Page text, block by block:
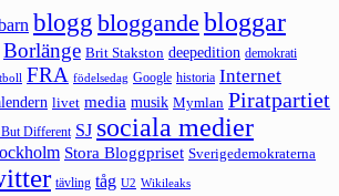
blogg bloggande bloggar
Borlänge Brit Stakston deepedition demokrati
FRA födelsedag Google historia Internet
livet media musik Mymlan Piratpartiet
But Different SJ sociala medier
Stora Bloggpriset Sverigedemokraterna
tävling tåg U2 Wikileaks